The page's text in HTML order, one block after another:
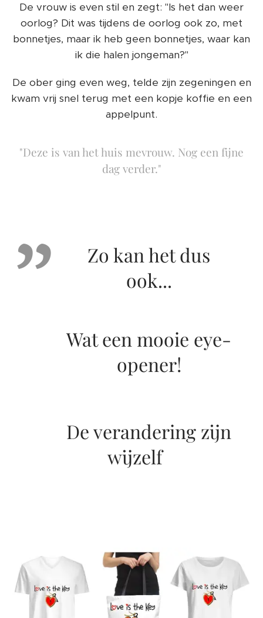
De vrouw is even stil en zegt: "Is het dan weer
oorlog? Dit was tijdens de oorlog ook zo, met
bonnetjes, maar ik heb geen bonnetjes, waar kan
ik die halen jongeman?"
De ober ging even weg, telde zijn zegeningen en
kwam vrij snel terug met een kopje koffie en een
appelpunt.
"Deze is van het huis mevrouw. Nog een fijne
dag verder."
Zo kan het dus
ook...
Wat een mooie eye-
opener!
De verandering zijn
wijzelf ❤️